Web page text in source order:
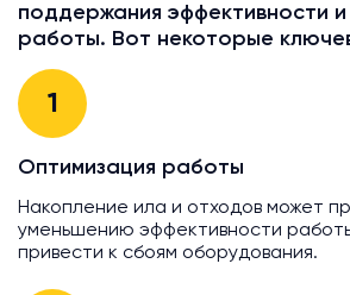
поддержания эффективности
работы. Вот некоторые
1
Оптимизация работы
Накопление ила и отходов может
уменьшению эффективности
привести к сбоям оборудования.